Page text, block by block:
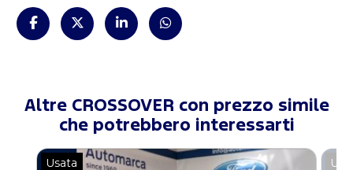
Altre CROSSOVER con prezzo simile
che potrebbero interessarti
Usata